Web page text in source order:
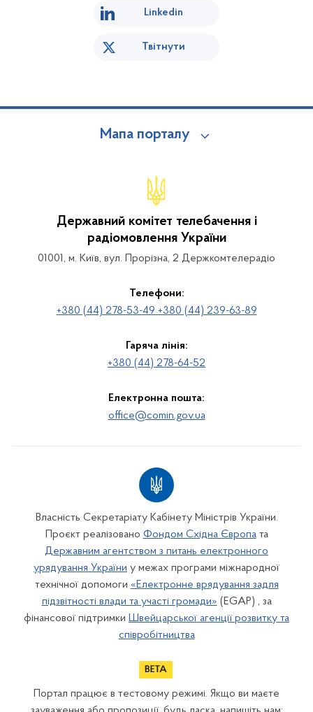
Linkedin
Твітнути
Мапа порталу
Державний комітет телебачення і
радіомовлення України
01001, м. Київ, вул. Прорізна, 2 Держкомтелерадіо
Телефони:
+380 (44) 278-53-49 +380 (44) 239-63-89
Гаряча лінія:
+380 (44) 278-64-52
Електронна пошта:
office@comin.gov.ua
Власність Секретаріату Кабінету Міністрів України.
Проєкт реалізовано Фондом Східна Європата
Державним агентством з питань електронного
урядування України у межах програми міжнародної
технічної допомоги «Електронне врядування задля
підзвітності влади та участі громади» (EGAP) , за
фінансової підтримки Швейцарської агенції розвитку та
співробітництва
Портал працює в тестовому режимі. Якщо ви маєте